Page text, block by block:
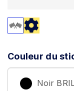
Couleur du
Noir